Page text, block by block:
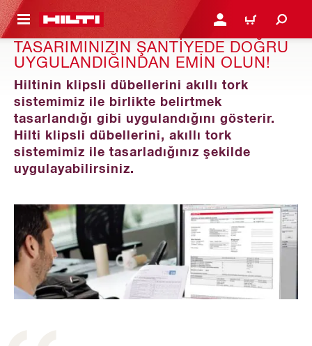
GEÇ GIRIŞ YAP YA DA KAYIT
SEPET
TASARIMINIZIN ŞANTİYEDE DOĞRU
UYGULANDIĞINDAN EMİN OLUN!
Hiltinin klipsli dübellerini akıllı tork
sistemimiz ile birlikte belirtmek
tasarlandığı gibi uygulandığını gösterir.
Hilti klipsli dübellerini, akıllı tork
sistemimiz ile tasarladığınız şekilde
uygulayabilirsiniz.